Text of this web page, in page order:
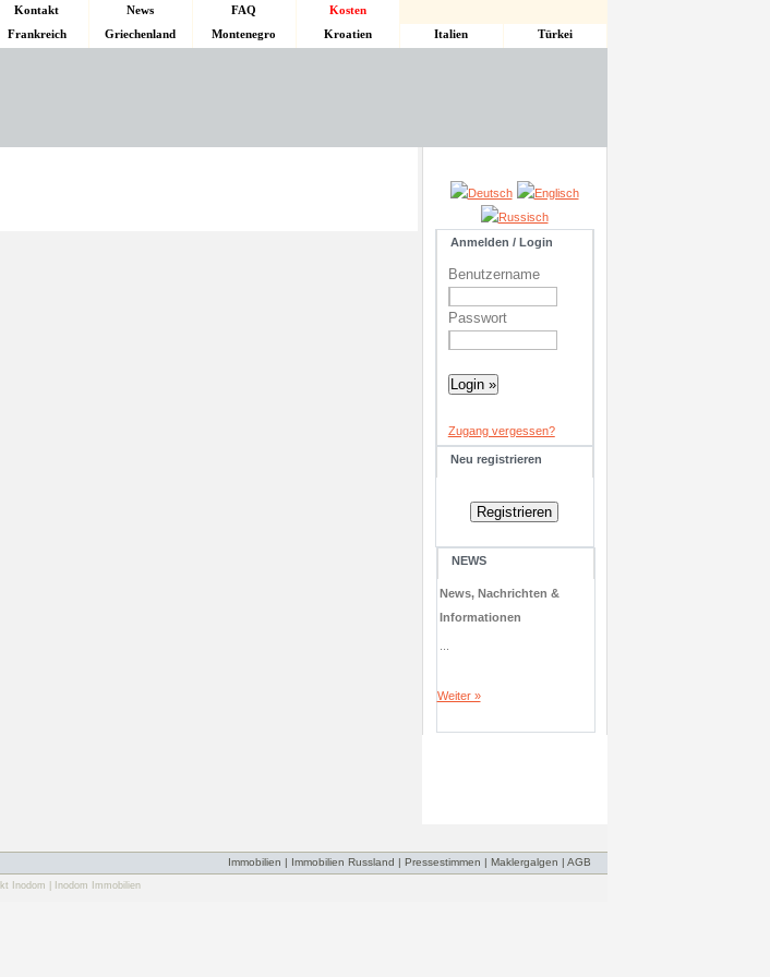
Kontakt News FAQ
Kosten
Frankreich Griechenland Montenegro Kroatien Italien Türkei
Anmelden / Login
Benutzername
Passwort
Zugang vergessen?
Neu registrieren
NEWS
News, Nachrichten &
Informationen
Weiter »
Immobilien | Immobilien Russland | Pressestimmen | Maklergalgen | AGB
Inodom | Inodom Immobilien